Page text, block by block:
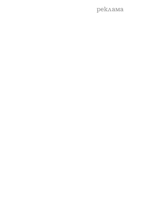
реклама